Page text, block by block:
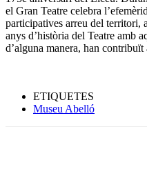
el Gran Teatre celebra
participatives arreu del territori,
anys d’història del Teatre amb
d’alguna manera, han
ETIQUETES
Museu Abelló